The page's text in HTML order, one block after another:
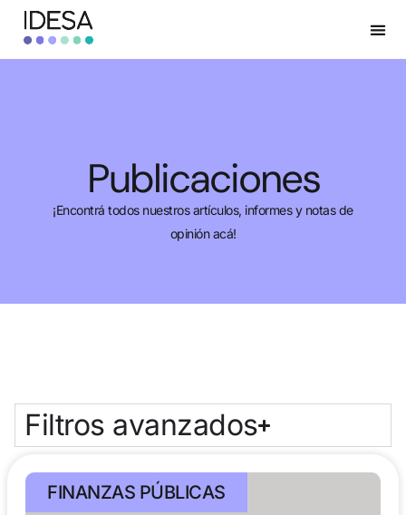
Publicaciones
¡Encontrá todos nuestros artículos, informes y notas de
opinión acá!
Filtros avanzados
FINANZAS PÚBLICAS